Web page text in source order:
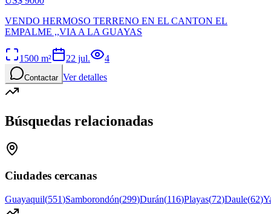
VENDO HERMOSO TERRENO EN EL CANTON EL
EMPALME ,,VIA A LA GUAYAS
1500 m² 22 jul. 4
Contactar Ver detalles
Búsquedas relacionadas
Ciudades cercanas
Guayaquil(551)Samborondón(299)Durán(116)Playas(72)Daule(62)